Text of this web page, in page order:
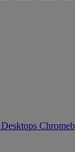
Desktops